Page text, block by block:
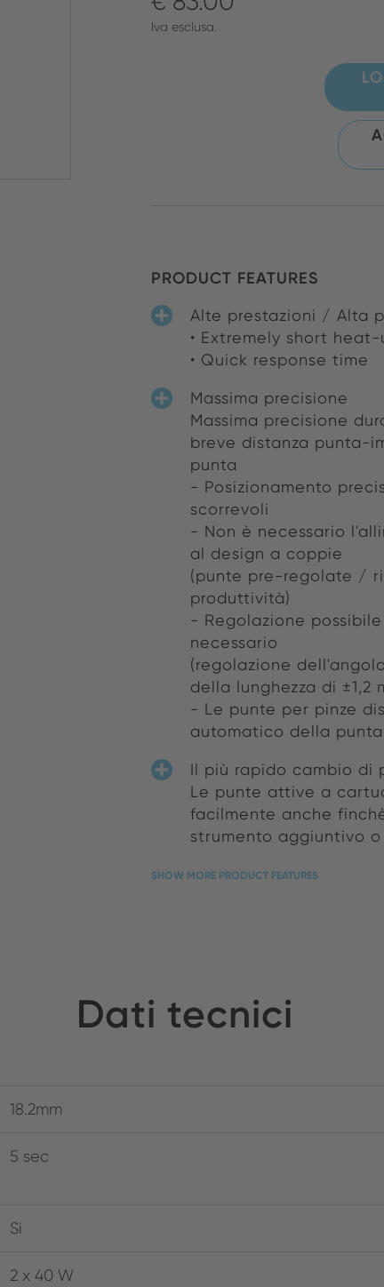
Iva esclusa.
PRODUCT FEATURES
Alte prestazioni / Alta
• Extremely short
• Quick response time
Massima precisione
Massima precisione
breve distanza punta-
punta
- Posizionamento
scorrevoli
- Non è necessario
al design a coppie
(punte pre-regolate /
produttività)
- Regolazione
necessario
(regolazione
della lunghezza di ±1,2
- Le punte per pinze
automatico della punta
Il più rapido cambio di
Le punte attive a
facilmente anche
strumento aggiuntivo
SHOW MORE PRODUCT FEATURES
Dati tecnici
18.2mm
5 sec
Sì
2 x 40 W